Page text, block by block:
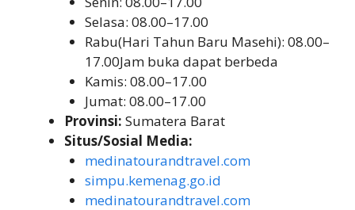
Selasa: 08.00–17.00
Rabu(Hari Tahun Baru Masehi): 08.00–
17.00Jam buka dapat berbeda
Kamis: 08.00–17.00
Jumat: 08.00–17.00
Provinsi: Sumatera Barat
Situs/Sosial Media:
medinatourandtravel.com
simpu.kemenag.go.id
medinatourandtravel.com